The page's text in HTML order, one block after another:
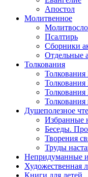
Апостол
Молитвенное
Псалтирь
Сборники
Отдельные
Толкования
Толкования
Толкования
Душеполезное
Избранные
Беседы.
Творения
Труды
Непридуманные
Художественная
Книги для детей